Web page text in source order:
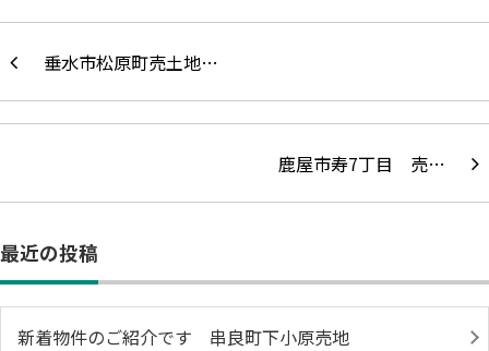
垂水市松原町売土地…
鹿屋市寿7丁目 売…
最近の投稿
新着物件のご紹介です 串良町下小原売地